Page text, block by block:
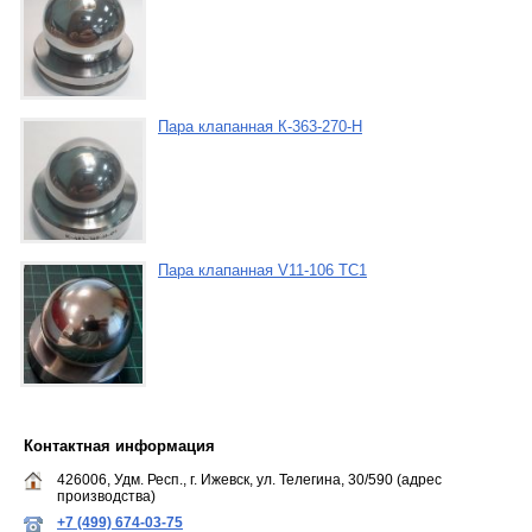
Пара клапанная К-363-270-Н
Пара клапанная V11-106 TC1
Контактная информация
426006, Удм. Респ., г. Ижевск, ул. Телегина, 30/590 (адрес
производства)
+7 (499) 674-03-75